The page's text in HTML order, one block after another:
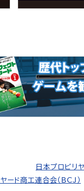
日本プロビリ
ード商工連合会（BCJ）